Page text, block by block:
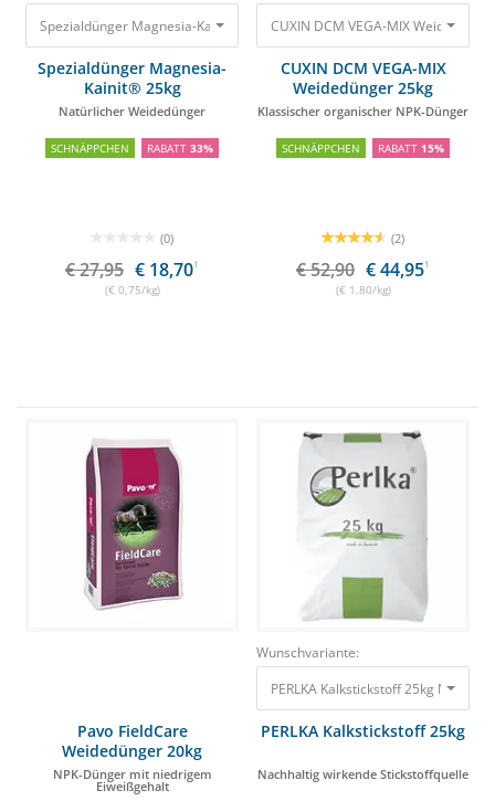
Spezialdünger Magnesia-Kainit® 25kg Natürlicher Weidedünger27,95 €
Spezialdünger Magnesia-
Kainit® 25kg
Natürlicher Weidedünger
SCHNÄPPCHEN RABATT 33%
(0)
€ 27,95 € 18,701
(€ 0,75/kg)
CUXIN DCM VEGA-MIX
CUXIN DCM VEGA-MIX
Weidedünger 25kg
Klassischer organischer NPK-Dünger
SCHNÄPPCHEN RABATT 15%
(2)
€ 52,90 € 44,951
(€ 1,80/kg)
Pavo FieldCare
Weidedünger 20kg
NPK-Dünger mit niedrigem
Eiweißgehalt
Wunschvariante:
PERLKA Kalkstickstoff 25kg
PERLKA Kalkstickstoff 25kg
Nachhaltig wirkende Stickstoffquelle